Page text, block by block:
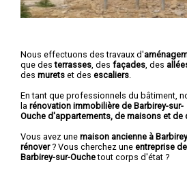
Nous effectuons des travaux d'
que desterrasses , des façades , des
des murets et des escaliers
En tant que professionnels du bâtiment,
la rénovation immobilière de Barbirey-sur-
Ouche d'appartements, de maisons et de
Vous avez une maison ancienne à
rénover? Vous cherchez une entreprise
Barbirey-sur-Ouchetout corps d'état ?